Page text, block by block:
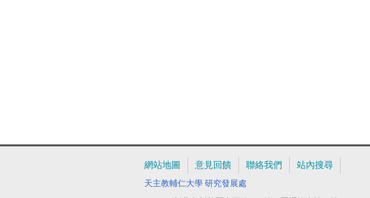
網站地圖 意見回饋 聯絡我們 站內搜尋
天主教輔仁大學 研究發展處